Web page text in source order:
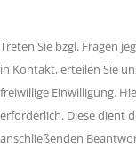
Treten Sie bzgl. Fragen
in Kontakt, erteilen Sie
freiwillige Einwilligung.
erforderlich. Diese dient
anschließenden